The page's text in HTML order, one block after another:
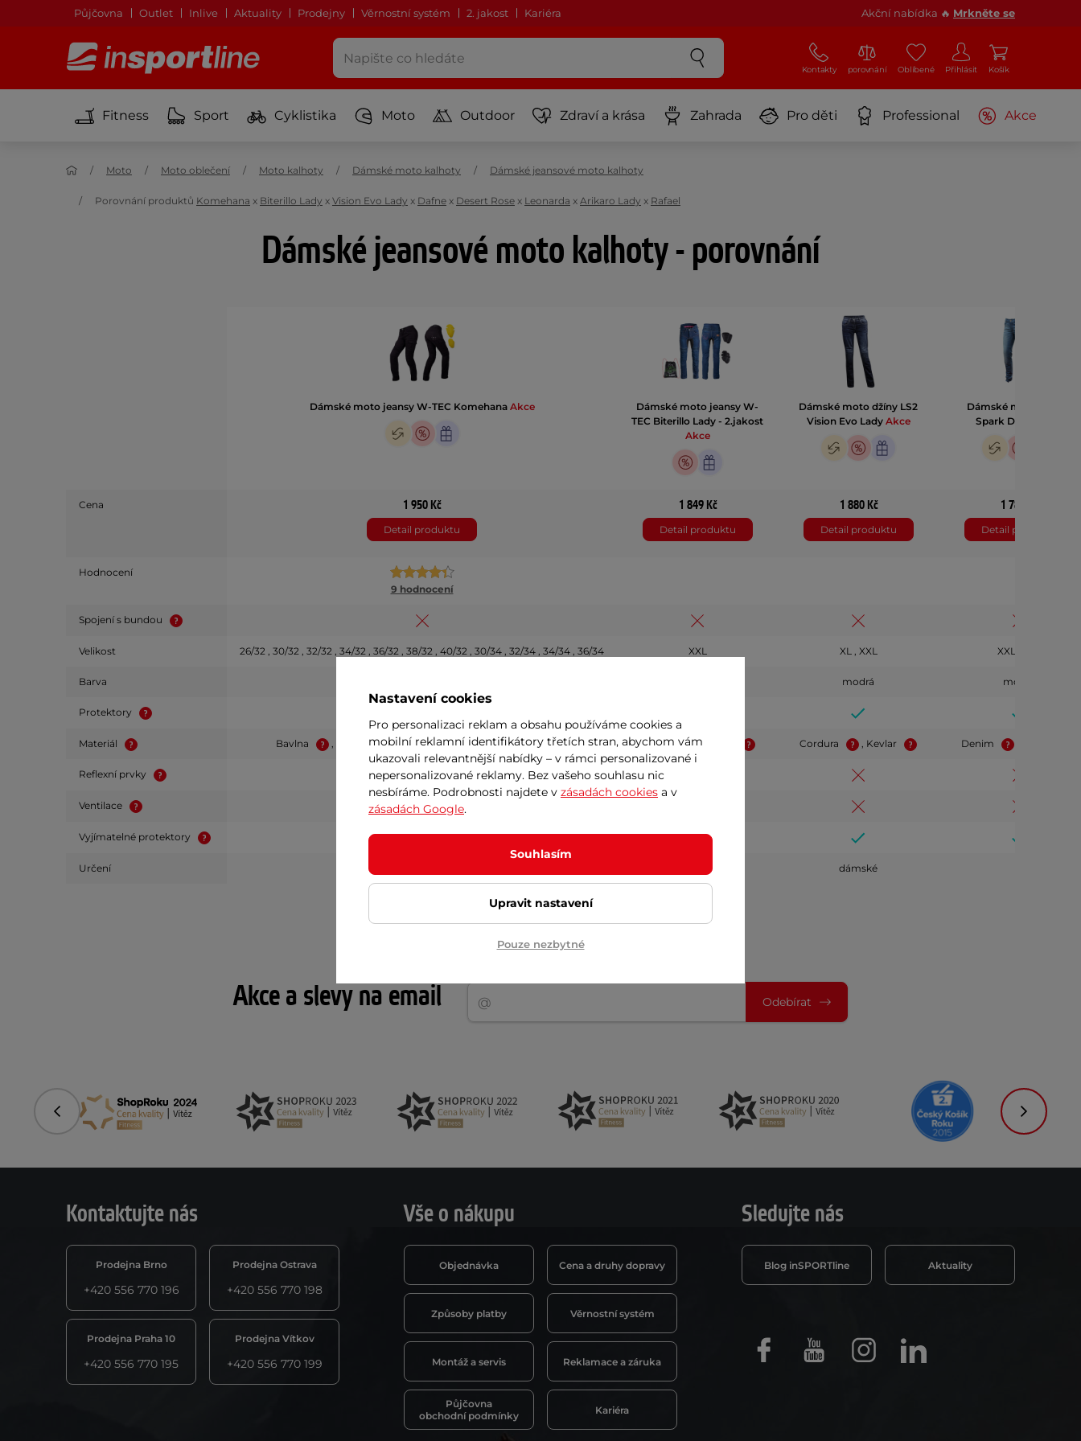
Půjčovna Outlet Inlive Aktuality Prodejny Věrnostní systém 2. jakost Kariéra Akční nabídka 🔥 Mrkněte se
Kontakty porovnání Oblíbené Přihlásit Košík
Fitness Sport Cyklistika Moto Outdoor Zdraví a krása Zahrada Pro děti Professional Akce
Moto Moto oblečení Moto kalhoty Dámské moto kalhoty Dámské jeansové moto kalhoty
Porovnání produktů Komehana x Biterillo Lady x Vision Evo Lady x Dafne x Desert Rose x Leonarda x Arikaro Lady x Rafael
Dámské jeansové moto kalhoty - porovnání
Dámské moto jeansy W-TEC Komehana Akce
Dámské moto jeansy W-
TEC Biterillo Lady - 2.jakost
Akce
Dámské moto džíny LS2
Vision Evo Lady Akce
Dámské moto jeansy
Spark Dafne
Cena 1 950 Kč
Detail produktu
1 849 Kč
Detail produktu
1 880 Kč
Detail produktu
1 780 Kč
Detail produktu
Hodnocení
9 hodnocení
Spojení s bundou
Velikost 26/32 , 30/32 , 32/32 , 34/32 , 36/32 , 38/32 , 40/32 , 30/34 , 32/34 , 34/34 , 36/34 XXL XL , XXL XXL , 3XL
Barva modrá modrá
Protektory
Materiál Bavlna , Denim , Polyester , Spandex , Kevlar Bavlna , Aramid Cordura , Kevlar Denim
Reflexní prvky
Ventilace
Vyjímatelné protektory
Určení dámské
Akce a slevy na email Odebírat
Předchozí
Kontaktujte nás
Prodejna Brno
+420 556 770 196
Prodejna Ostrava
+420 556 770 198
Prodejna Praha 10
+420 556 770 195
Prodejna Vítkov
+420 556 770 199
Vše o nákupu
Objednávka Cena a druhy dopravy
Způsoby platby Věrnostní systém
Montáž a servis Reklamace a záruka
Půjčovna
obchodní podmínky
Kariéra
Sledujte nás
Blog inSPORTline Aktuality
FacebookYoutube InstagramLinkedIn
Nastavení cookies
Pro personalizaci reklam a obsahu používáme cookies a
mobilní reklamní identifikátory třetích stran, abychom vám
ukazovali relevantnější nabídky – v rámci personalizované i
nepersonalizované reklamy. Bez vašeho souhlasu nic
nesbíráme. Podrobnosti najdete v zásadách cookies a v
zásadách Google.
Souhlasím
Upravit nastavení
Pouze nezbytné